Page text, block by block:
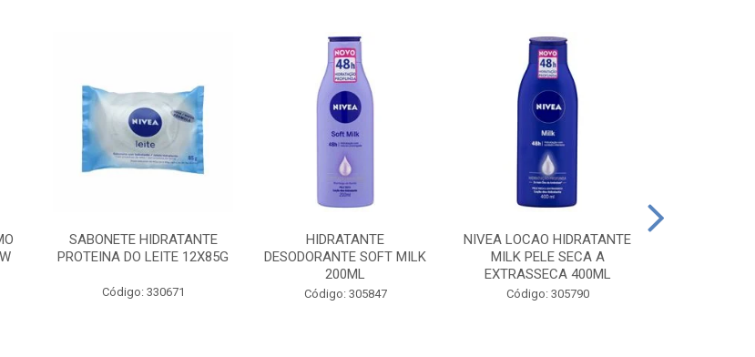
SABONETE HIDRATANTE
PROTEINA DO LEITE 12X85G
Código: 330671
HIDRATANTE
DESODORANTE SOFT MILK
200ML
Código: 305847
NIVEA LOCAO HIDRATANTE
MILK PELE SECA A
EXTRASSECA 400ML
Código: 305790